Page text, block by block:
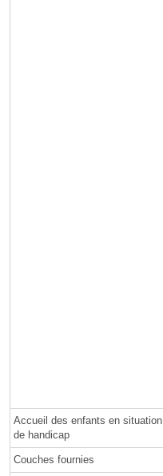
Accueil des enfants en situation
de handicap
Couches fournies